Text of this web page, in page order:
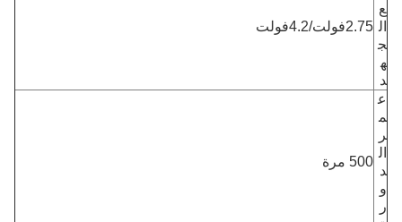
ع
ال
ج
ه
د
2.75فولت/4.2فولت
ع
م
ر
ال
د
و
ر
500 مرة